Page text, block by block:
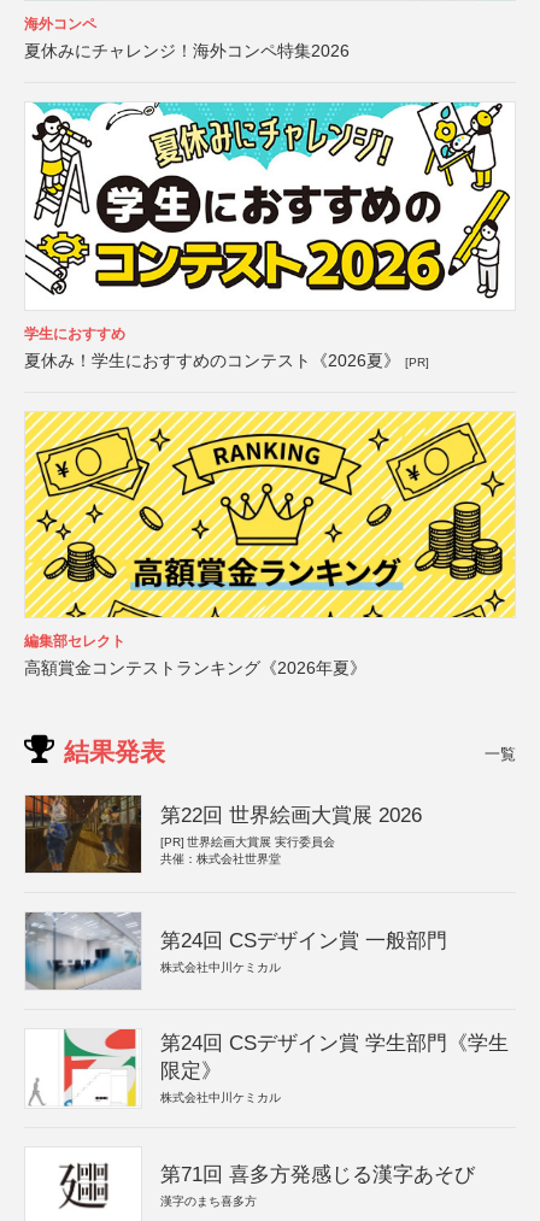
海外コンペ
夏休みにチャレンジ！海外コンペ特集2026
学生におすすめ
夏休み！学生におすすめのコンテスト《2026夏》 [PR]
編集部セレクト
高額賞金コンテストランキング《2026年夏》
結果発表 一覧
第22回 世界絵画大賞展 2026
[PR] 世界絵画大賞展 実行委員会
共催：株式会社世界堂
第24回 CSデザイン賞 一般部門
株式会社中川ケミカル
第24回 CSデザイン賞 学生部門《学生
限定》
株式会社中川ケミカル
第71回 喜多方発感じる漢字あそび
漢字のまち喜多方